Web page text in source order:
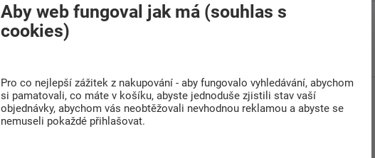
Tvrdá
Matrace Kuki se vyznačuje ...
Matrace Una Hard 12 z nové
hybridní pěny pro milovníky
Aby web fungoval jak má (souhlas s
cookies)
Pro co nejlepší zážitek z nakupování - aby fungovalo vyhledávání, abychom
si pamatovali, co máte v košíku, abyste jednoduše zjistili stav vaší
objednávky, abychom vás neobtěžovali nevhodnou reklamou a abyste se
nemuseli pokaždé přihlašovat.